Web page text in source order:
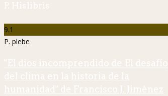
P. Hislibris
9.1
P. plebe
"El dios incomprendido de El desafío
del clima en la historia de la
humanidad" de Francisco J. Jiménez